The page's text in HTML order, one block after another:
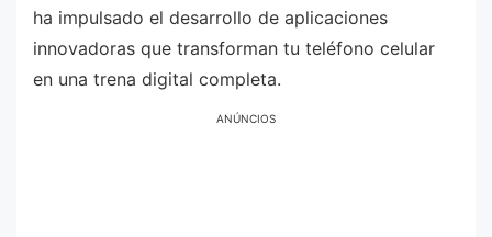
ha impulsado el desarrollo de aplicaciones
innovadoras que transforman tu teléfono celular
en una trena digital completa.
ANÚNCIOS